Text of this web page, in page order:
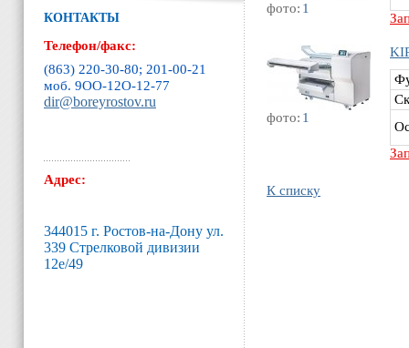
КОНТАКТЫ
Телефон/факс:
(863) 220-30-80; 201-00-21
моб. 9ОО-12O-12-77
dir@boreyrostov.ru
Адрес:
344015 г. Ростов-на-Дону ул.
339 Стрелковой дивизии
12е/49
фото: 1
фото: 1
К списку